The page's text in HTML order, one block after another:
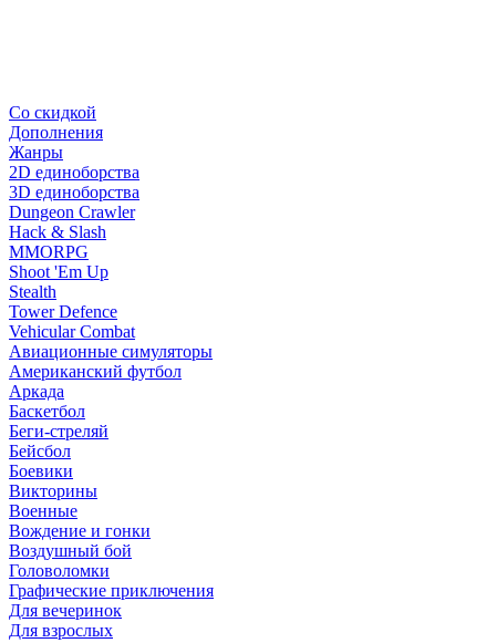
Со скидкой
Дополнения
Жанры
2D единоборства
3D единоборства
Dungeon Crawler
Hack & Slash
MMORPG
Shoot 'Em Up
Stealth
Tower Defence
Vehicular Combat
Авиационные симуляторы
Американский футбол
Аркада
Баскетбол
Беги-стреляй
Бейсбол
Боевики
Викторины
Военные
Вождение и гонки
Воздушный бой
Головоломки
Графические приключения
Для вечеринок
Для взрослых